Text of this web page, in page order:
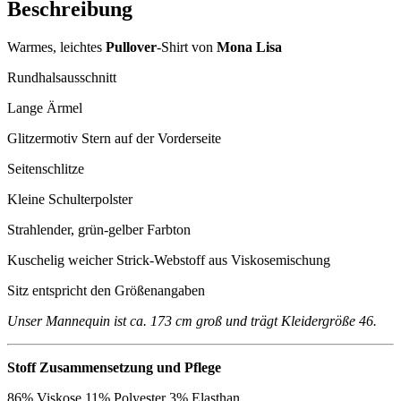
Beschreibung
Warmes, leichtes Pullover-Shirt von Mona Lisa
Rundhalsausschnitt
Lange Ärmel
Glitzermotiv Stern auf der Vorderseite
Seitenschlitze
Kleine Schulterpolster
Strahlender, grün-gelber Farbton
Kuschelig weicher Strick-Webstoff aus Viskosemischung
Sitz entspricht den Größenangaben
Unser Mannequin ist ca. 173 cm groß und trägt Kleidergröße 46.
Stoff Zusammensetzung und Pflege